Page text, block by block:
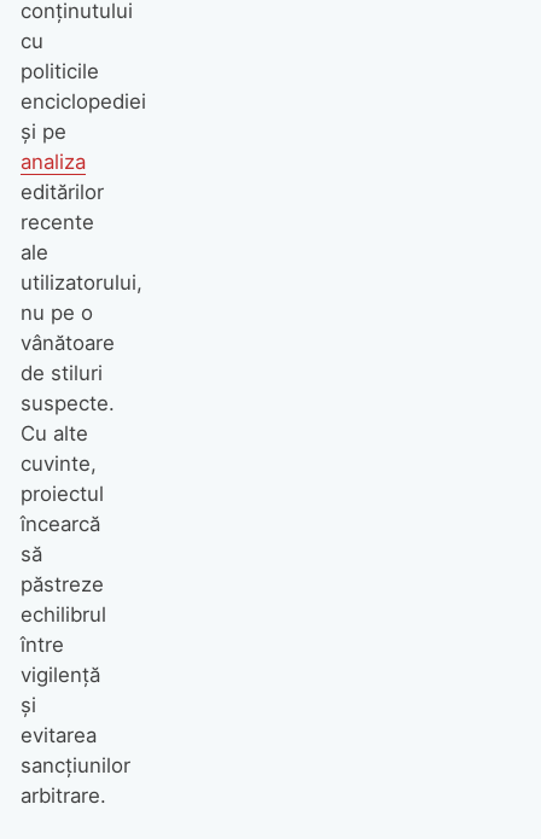
conținutului
cu
politicile
enciclopediei
și pe
analiza
editărilor
recente
ale
utilizatorului,
nu pe o
vânătoare
de stiluri
suspecte.
Cu alte
cuvinte,
proiectul
încearcă
să
păstreze
echilibrul
între
vigilență
și
evitarea
sancțiunilor
arbitrare.